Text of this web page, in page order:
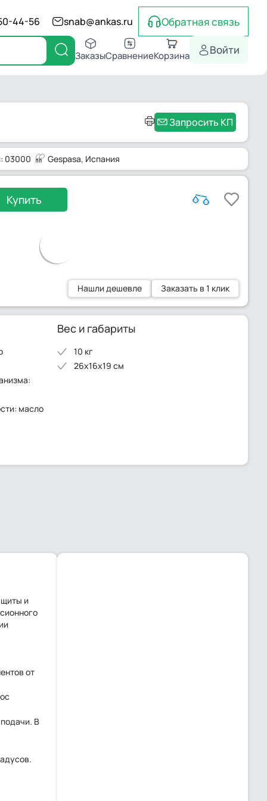
44-56 snab@ankas.ru Обратная связь
ЗаказыСравнениеКорзина Войти
Запросить КП
03000 Gespasa, Испания
Купить
Нашли дешевле Заказать в 1 клик
масло
Вес и габариты
10 кг
26x16x19 см
и
от
В